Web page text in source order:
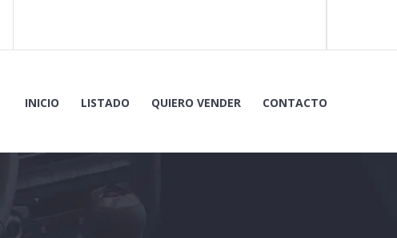
INICIO LISTADO QUIERO VENDER CONTACTO